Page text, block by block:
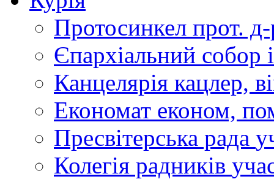
Протосинкел прот.
Єпархіальний собор
Канцелярія кацлер,
Економат економ,
Пресвітерська рада
Колегія радників